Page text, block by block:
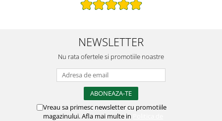
NEWSLETTER
Nu rata ofertele si promotiile noastre
Vreau sa primesc newsletter cu promotiile
magazinului. Afla mai multe in